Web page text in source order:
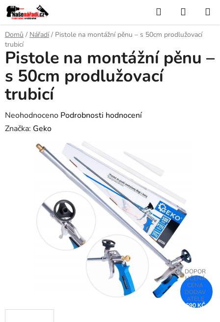
Přejít
na
obsah
Hledat
KOŠÍK
Domů / Nářadí / Pistole na montážní pěnu – s 50cm prodlužovací
trubicí
Pistole na montážní pěnu –
s 50cm prodlužovací
trubicí
Průměrné
hodnocení
hvězdiček.
Neohodnoceno Podrobnosti hodnocení
Značka: Geko
690 KČ